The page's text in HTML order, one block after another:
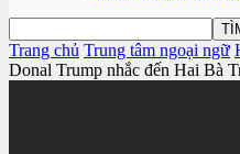
Trang chủ Trung tâm ngoại ngữ
Donal Trump nhắc đến Hai Bà